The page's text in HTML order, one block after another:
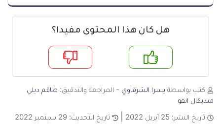
هل كان هذا المحتوى مفيدا؟
لا
كتب بواسطة يسرا الشرقاوي - المراجعة والتدقيق: طاقم ديلي
ميديكال انفو
تاريخ النشر: 25 أبريل 2022 تاريخ التحديث: 29 سبتمبر 2022